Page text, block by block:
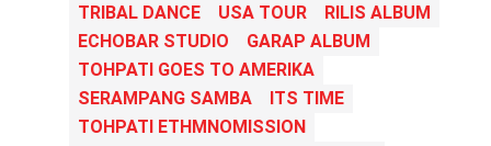
TRIBAL DANCE
USA TOUR
RILIS ALBUM
ECHOBAR STUDIO
GARAP ALBUM
TOHPATI GOES TO AMERIKA
SERAMPANG SAMBA
ITS TIME
TOHPATI ETHMNOMISSION